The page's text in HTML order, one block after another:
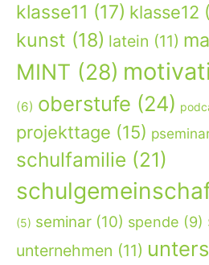
klasse11 (17) klasse12
kunst (18) latein (11)
MINT (28)
(6) oberstufe (24)
projekttage (15)
schulfamilie (21)
(5) seminar (10) spende (9)
unternehmen (11)